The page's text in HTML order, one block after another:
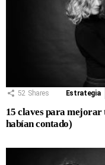
52 Shares Estrategia
15 claves para mejorar
habían contado)